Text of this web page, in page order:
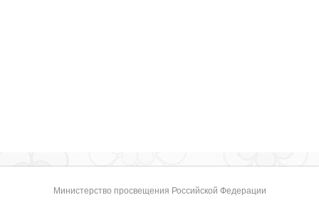
Министерство просвещения Российской Федерации